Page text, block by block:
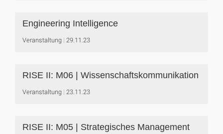
Engineering Intelligence
Veranstaltung 29.11.23
RISE II: M06 | Wissenschaftskommunikation
Veranstaltung 23.11.23
RISE II: M05 | Strategisches Management